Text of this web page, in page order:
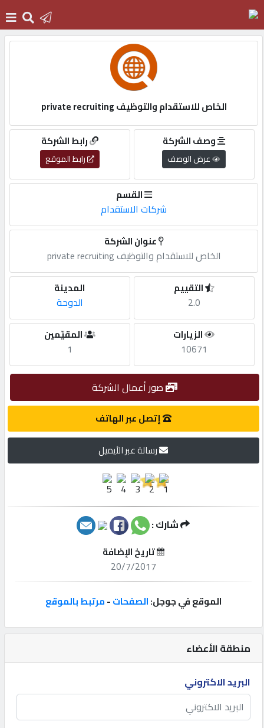
دخول
التسجيل
English
أضف
اعلانك
طلب
شركات
إعلانات
المنتدى
كيو
مزاد
منطقة الأعضاء
البريد الاكتروني
الخاص للاستقدام والتوظيف private recruiting
رابط الشركة
رابط الموقع
وصف الشركة
عرض الوصف
القسم
شركات الاستقدام
عنوان الشركة
الخاص للاستقدام والتوظيف private recruiting
المدينة
الدوحة
التقييم
2.0
المقيّمين
1
الزيارات
10671
صور أعمال الشركة
إتصل عبر الهاتف
رسالة عبر الأيميل
شارك :
تاريخ الإضافة
20/7/2017
الموقع في جوجل:الصفحات-مرتبط بالموقع